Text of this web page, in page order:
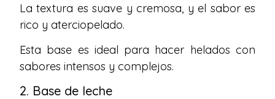
La textura es suave y cremosa, y el sabor es
rico y aterciopelado.
Esta base es ideal para hacer helados con
sabores intensos y complejos.
2. Base de leche